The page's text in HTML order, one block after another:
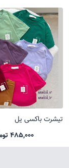
تیشرت باکسی یل
485,000 تومان